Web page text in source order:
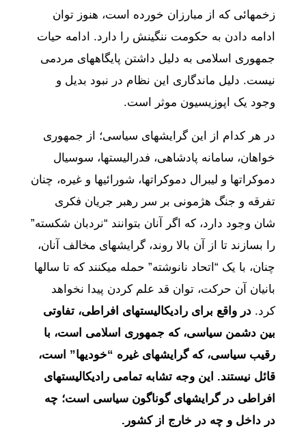
زخمهائی که از مبارزان خورده است، هنوز توان
ادامه دادن به حکومت ننگینش را دارد. ادامه حیات
جمهوری اسلامی به دلیل داشتن پایگاههای مردمی
نیست. دلیل ماندگاری این نظام در نبود بدیل و
وجود یک اپوزیسیون موثر است.
در هر کدام از این گرایشهای سیاسی؛ از جمهوری
خواهان، سامانه پادشاهی، فدرالیستها، سوسیال
دموکراتها و لیبرال دموکراتها، شورائیها و غیره، چنان
تفرقه و جنگ هژمونی بر سر رهبر جریان فکری
شان وجود دارد، که اگر آنان بتوانند “نردبان شکسته”
را بسازند تا از آن بالا روند، گرایشهای مخالف آنان،
چنان، با یک “اتحاد نانوشته” حمله میکنند که تا سالها
بانیان آن حرکت، توان قد علم کردن پیدا نخواهد
کرد. در واقع برای رادیکالیستهای افراطی، تفاوتی
بین دشمن سیاسی، که جمهوری اسلامی است، با
رقیب سیاسی، که گرایشهای غیره “خودیها” است،
قائل نیستند. این وجه تشابه تمامی رادیکالیستهای
افراطی در گرایشهای گوناگون سیاسی است؛ چه
در داخل و چه در خارج از کشور.